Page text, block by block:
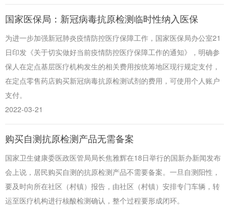
国家医保局：新冠病毒抗原检测临时性纳入医保
为进一步加强新冠肺炎疫情防控医疗保障工作，国家医保局办公室21
日印发《关于切实做好当前疫情防控医疗保障工作的通知》，明确参
保人在定点基层医疗机构发生的相关费用按统筹地区现行规定支付，
在定点零售药店购买新冠病毒抗原检测试剂的费用，可使用个人账户
支付。
2022-03-21
购买自测抗原检测产品无需备案
国家卫生健康委医政医管局局长焦雅辉在18日举行的国新办新闻发布
会上说，居民购买自测的抗原检测产品不需要备案。一旦自测阳性，
要及时向所在社区（村镇）报告，由社区（村镇）安排专门车辆，转
运至医疗机构进行核酸检测确认，整个过程要形成闭环。